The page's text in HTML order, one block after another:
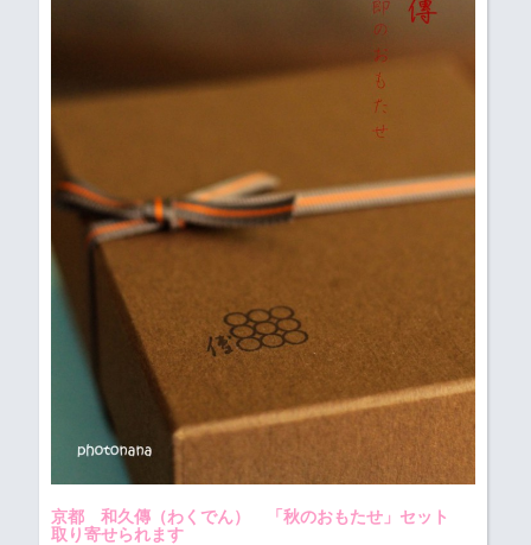
京都 和久傳（わくでん） 「秋のおもたせ」セット
取り寄せられます